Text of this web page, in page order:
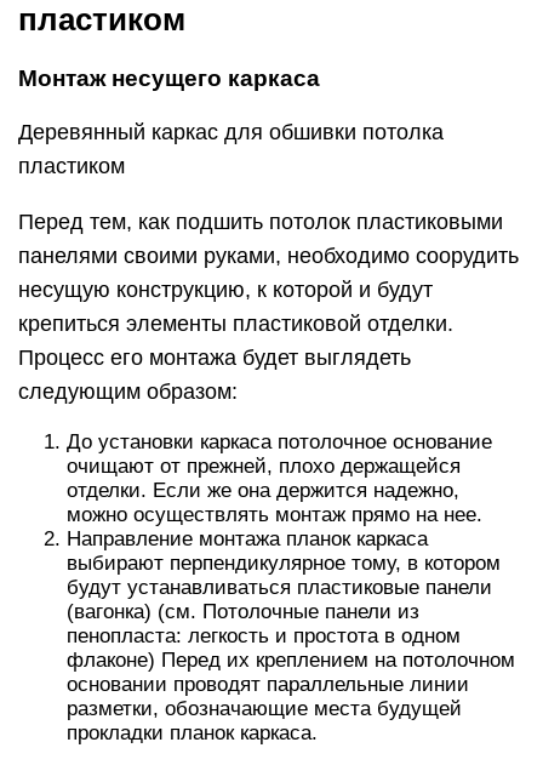
пластиком
Монтаж несущего каркаса
Деревянный каркас для обшивки потолка
пластиком
Перед тем, как подшить потолок пластиковыми
панелями своими руками, необходимо соорудить
несущую конструкцию, к которой и будут
крепиться элементы пластиковой отделки.
Процесс его монтажа будет выглядеть
следующим образом:
До установки каркаса потолочное основание
очищают от прежней, плохо держащейся
отделки. Если же она держится надежно,
можно осуществлять монтаж прямо на нее.
Направление монтажа планок каркаса
выбирают перпендикулярное тому, в котором
будут устанавливаться пластиковые панели
(вагонка) (см. Потолочные панели из
пенопласта: легкость и простота в одном
флаконе) Перед их креплением на потолочном
основании проводят параллельные линии
разметки, обозначающие места будущей
прокладки планок каркаса.